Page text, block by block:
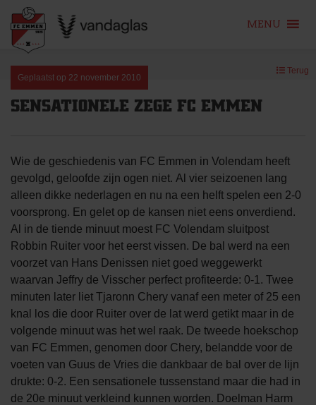
content
MENU
Geplaatst op 22 november 2010
Terug
SENSATIONELE ZEGE FC EMMEN
Wie de geschiedenis van FC Emmen in Volendam heeft
gevolgd, geloofde zijn ogen niet. Al vier seizoenen lang
alleen dikke nederlagen en nu na een helft spelen een 2-0
voorsprong. En gelet op de kansen niet eens onverdiend.
Al in de tiende minuut moest FC Volendam sluitpost
Robbin Ruiter voor het eerst vissen. De bal werd na een
voorzet van Hans Denissen niet goed weggewerkt
waarvan Jeffry de Visscher perfect profiteerde: 0-1. Twee
minuten later liet Tjaronn Chery vanaf een meter of 25 een
knal los die door Ruiter over de lat werd getikt maar in de
volgende minuut was het wel raak. De tweede hoekschop
van FC Emmen, genomen door Chery, belandde voor de
voeten van Guus de Vries die dankbaar de bal over de lijn
drukte: 0-2. Een sensationele tussenstand maar die had in
de 20e minuut verkleind kunnen worden. Doelman Harm